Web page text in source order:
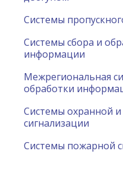
Системы
Системы сбора и
информации
Межрегиональная
обработки
Системы охранной
сигнализации
Системы пожарной